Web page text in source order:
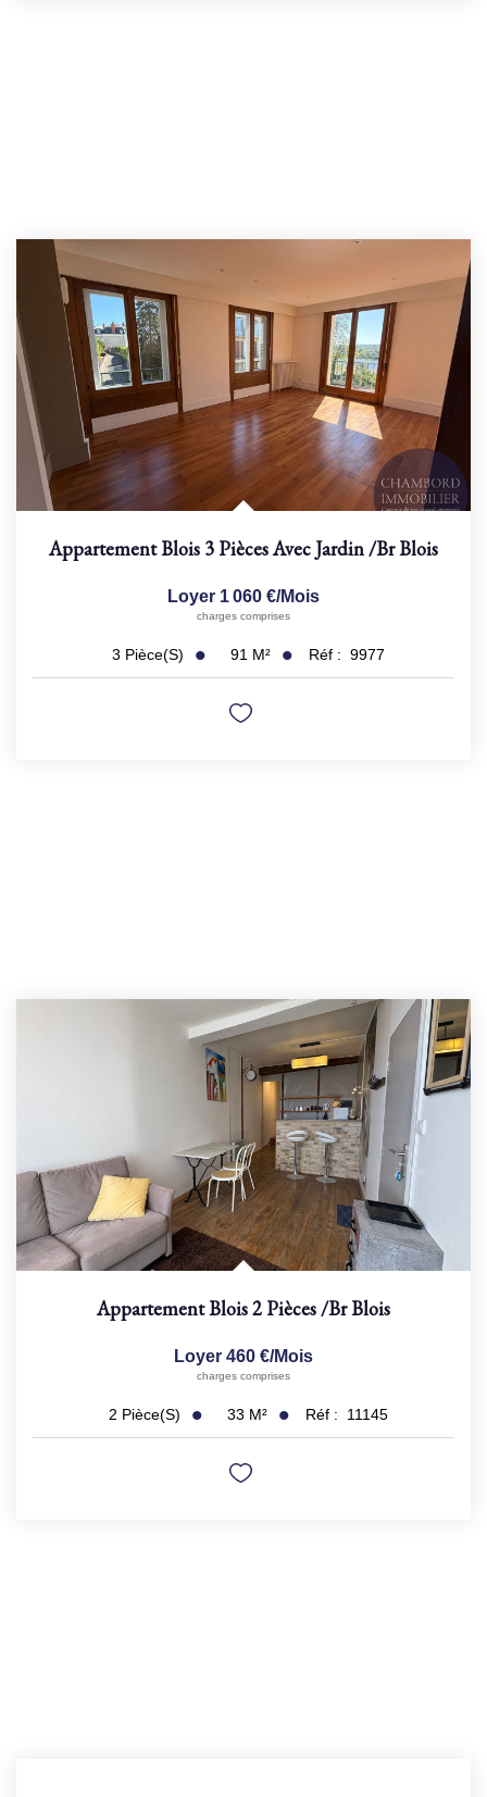
Appartement Blois 3 Pièces Avec Jardin/brBlois
Loyer 1 060 €/mois
charges comprises
3 Pièce(s) 91 M² Réf : 9977
Appartement Blois 2 Pièces/brBlois
Loyer 460 €/mois
charges comprises
2 Pièce(s) 33 M² Réf : 11145